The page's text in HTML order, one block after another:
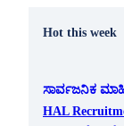
Hot this week
ಸಾರ್ವಜನಿಕ
HAL